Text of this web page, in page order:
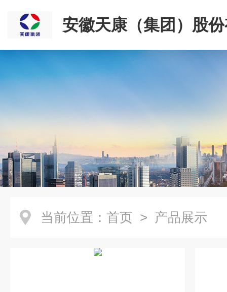
安徽天康（集团）股
司
当前位置： 首页 > 产品展示